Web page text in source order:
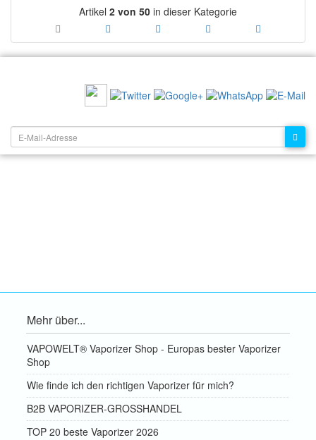
Artikel 2 von 50 in dieser Kategorie
Mehr über...
VAPOWELT® Vaporizer Shop - Europas bester Vaporizer
Shop
Wie finde ich den richtigen Vaporizer für mich?
B2B VAPORIZER-GROSSHANDEL
TOP 20 beste Vaporizer 2026